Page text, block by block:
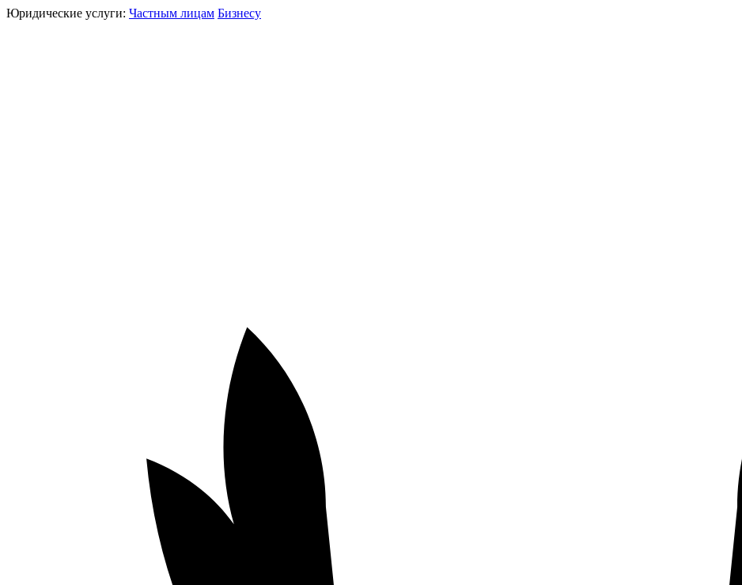
Юридические услуги: Частным лицам Бизнесу